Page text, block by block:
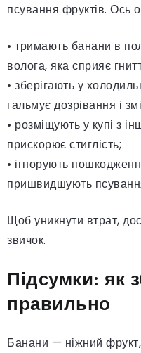
псування фруктів. Ось
• тримають банани в
волога, яка сприяє
• зберігають у
гальмує дозрівання і
• розміщують у купі з
прискорює стиглість;
• ігнорують
пришвидшують
Щоб уникнути втрат,
звичок.
Підсумки: як
правильно
Банани — ніжний